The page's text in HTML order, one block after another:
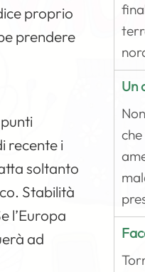
proprio
prendere
recente i
soltanto
Stabilità
l’Europa
ad
Un